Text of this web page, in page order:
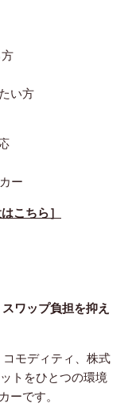
い方
ー
こちら］
ワップ負担を抑え
モディティ、株式
トをひとつの環境
ーです。